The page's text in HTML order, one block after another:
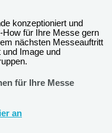
konzeptioniert und
How für Ihre Messe gern
nächsten Messeauftritt
Image und
für Ihre Messe
an